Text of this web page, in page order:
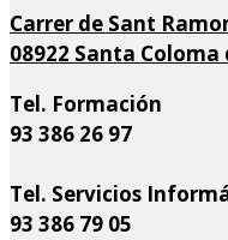
Carrer de Sant
08922 Santa
Tel. Formación
93 386 26 97
Tel. Servicios
93 386 79 05